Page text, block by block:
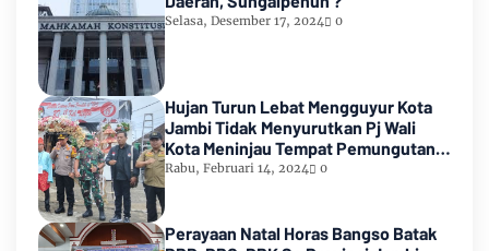
Selasa, Desember 17, 2024 0
Hujan Turun Lebat Mengguyur Kota
Jambi Tidak Menyurutkan Pj Wali
Kota Meninjau Tempat Pemungutan
Suara Pemilu 2024
Rabu, Februari 14, 2024 0
Perayaan Natal Horas Bangso Batak